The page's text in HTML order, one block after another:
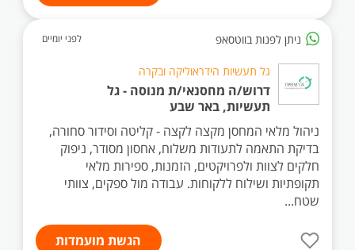
ניתן לפנות בווטסאפ לפני יומיים
גל תעשיות הידראוליקה ובקרה
דרוש/ה מחסנאי/ת מנוסה - גל
תעשיות, באר שבע
ניהול מלאי המחסן מקצה לקצה - קליטה וסידור סחורה,
בדיקת התאמה לתעודות משלוח, אחסון מסודר, ניפוק
חלקים לצוות ולפרויקטים, הזמנות, ספירות מלאי
תקופתיות ושילוח ללקוחות. עבודה מול ספקים, צוותי
שטח...
הגשת מועמדות